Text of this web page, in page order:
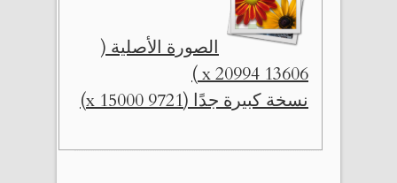
الصورة الأصلية (
13606 x 20994 )
نسخة كبيرة جدًا (9721 x 15000)